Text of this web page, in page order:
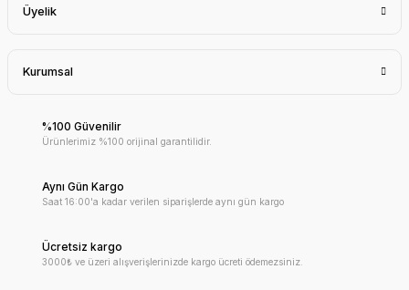
Üyelik
Kurumsal
%100 Güvenilir
Ürünlerimiz %100 orijinal garantilidir.
Aynı Gün Kargo
Saat 16:00'a kadar verilen siparişlerde aynı gün kargo
Ücretsiz kargo
3000₺ ve üzeri alışverişlerinizde kargo ücreti ödemezsiniz.